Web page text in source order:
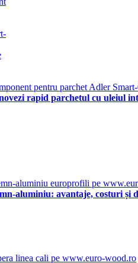
rapid parchetul cu uleiul
aluminiu: avantaje, costuri și